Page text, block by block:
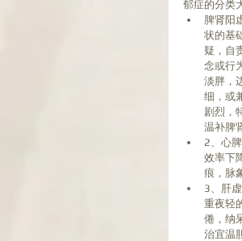
郁症的分类
脾肾阳
状的基
疑，自
念或行
淡胖，
细，或
剧烈，
温补脾
2、心
效率下
痕，脉
3、肝
重夜轻
倦，纳
治宜温